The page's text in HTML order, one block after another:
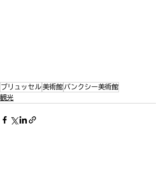
ブリュッセル 美術館 バンクシー美術館
観光